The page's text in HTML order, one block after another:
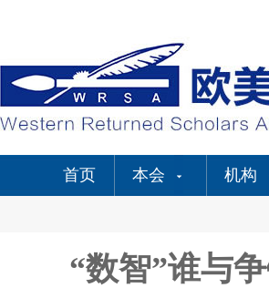
首页 本会 机构
“数智”谁与